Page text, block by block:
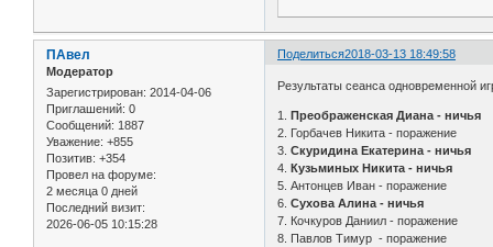
Поделиться2018-03-13 18:49:58
ПАвел
Модератор
Зарегистрирован: 2014-04-06
Приглашений: 0
Сообщений: 1887
Уважение: +855
Позитив: +354
Провел на форуме:
2 месяца 0 дней
Последний визит:
2026-06-05 10:15:28
Результаты сеанса одновременной
1. Преображенская Диана - ничья
2. Горбачев Никита - поражение
3. Скуридина Екатерина - ничья
4. Кузьминых Никита - ничья
5. Антонцев Иван - поражение
6.Сухова Алина - ничья
7. Кочкуров Даниил - поражение
8. Павлов Тимур - поражение